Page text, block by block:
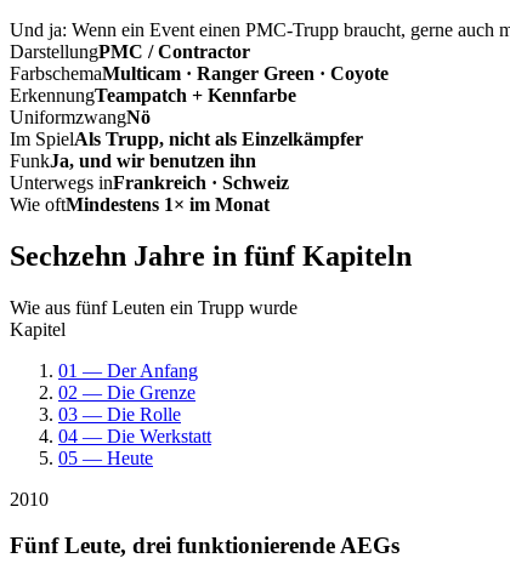
Und ja: Wenn ein Event einen PMC-Trupp braucht, gerne
DarstellungPMC / Contractor
FarbschemaMulticam · Ranger Green · Coyote
ErkennungTeampatch + Kennfarbe
UniformzwangNö
Im SpielAls Trupp, nicht als Einzelkämpfer
FunkJa, und wir benutzen ihn
Unterwegs inFrankreich · Schweiz
Wie oftMindestens 1× im Monat
Sechzehn Jahre in fünf Kapiteln
Wie aus fünf Leuten ein Trupp wurde
Kapitel
01 — Der Anfang
02 — Die Grenze
03 — Die Rolle
04 — Die Werkstatt
05 — Heute
2010
Fünf Leute, drei funktionierende AEGs